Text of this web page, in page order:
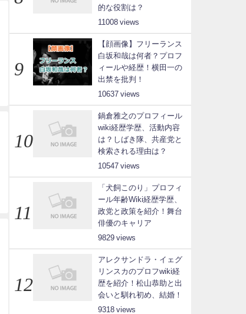
的な役割は？
11008
【顔画像】フリーランス
白坂和哉は何者？プロフ
ィールや経歴！横田一の
出禁を批判！
10637
鍋倉雅之のプロフィール
wiki経歴学歴、活動内容
は？しばき隊、共産党と
検索される理由は？
10547
「犬飼このり」プロフィ
ール年齢Wiki経歴学歴、
政党と政策を紹介！舞台
俳優のキャリア
9829
アレクサンドラ・イェグ
リンスカのプロフwiki経
歴を紹介！松山恭助と出
会いと馴れ初め、結婚！
9318